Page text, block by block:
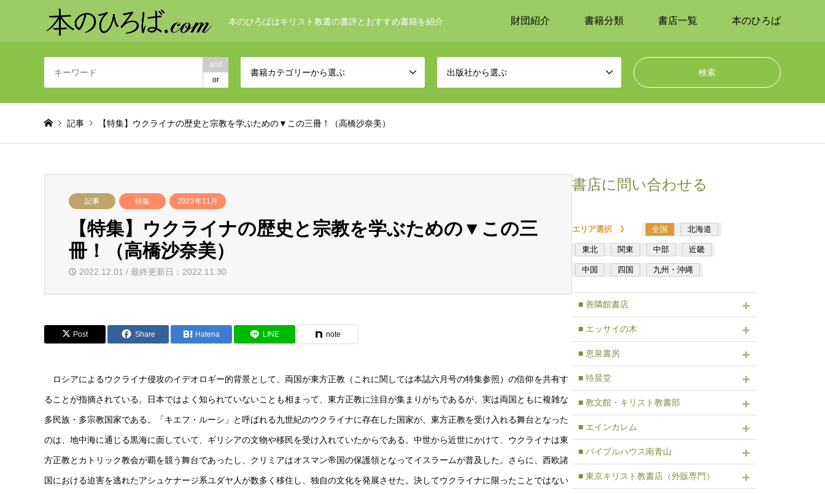
本のひろばはキリスト教書の書評とおすすめ書籍を紹介 財団紹介 書籍分類 書店一覧 本のひろば
and
or
書籍カテゴリーから選ぶ 出版社から選ぶ
記事 【特集】ウクライナの歴史と宗教を学ぶための▼この三冊！（高橋沙奈美）
記事 特集 2022年11月
【特集】ウクライナの歴史と宗教を学ぶための▼この三
冊！（高橋沙奈美）
2022.12.01 / 最終更新日：2022.11.30
Post Share Hatena LINE note
ロシアによるウクライナ侵攻のイデオロギー的背景として、両国が東方正教（これに関しては本誌六月号の特集参照）の信仰を共有す
ることが指摘されている。日本ではよく知られていないことも相まって、東方正教に注目が集まりがちであるが、実は両国ともに複雑な
多民族・多宗教国家である。「キエフ・ルーシ」と呼ばれる九世紀のウクライナに存在した国家が、東方正教を受け入れる舞台となった
のは、地中海に通じる黒海に面していて、ギリシアの文物や移民を受け入れていたからである。中世から近世にかけて、ウクライナは東
方正教とカトリック教会が覇を競う舞台であったし、クリミアはオスマン帝国の保護領となってイスラームが普及した。さらに、西欧諸
国における迫害を逃れたアシュケナージ系ユダヤ人が数多く移住し、独自の文化を発展させた。決してウクライナに限ったことではない
書店に問い合わせる
エリア選択 》 全国 北海道
東北 関東 中部 近畿
中国 四国 九州・沖縄
■ 善隣館書店
■ エッサイの木
■ 恵泉書房
■ 待晨堂
■ 教文館・キリスト教書部
■ エインカレム
■ バイブルハウス南青山
■ 東京キリスト教書店（外販専門）